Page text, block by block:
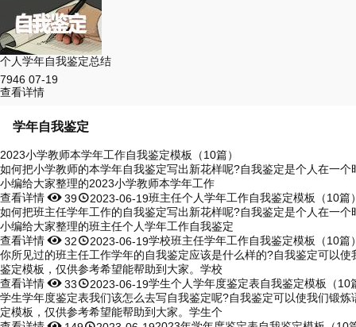
个人学年自我鉴定总结
7946 07-19
查看详情
学年自我鉴定
2023小学教师本学年工作自我鉴定模板（10篇）
如何把小学教师的本学年自我鉴定写出新花样呢?自我鉴定是个人在一
小编给大家整理的2023小学教师本学年工作
查看详情392023-06-19班主任个人学年工作自我鉴定模板（10篇
如何把班主任学年工作的自我鉴定写出新花样呢?自我鉴定是个人在一
小编给大家整理的班主任个人学年工作自我鉴定
查看详情322023-06-19学校班主任学年工作自我鉴定模板（10篇
你所见过的班主任工作学年的自我鉴定应该是什么样的?自我鉴定可以
鉴定模板，仅供参考希望能帮助到大家。学校
查看详情332023-06-19学生个人学年度鉴定表自我鉴定模板（10
学生学年度鉴定表我们该怎么去写自我鉴定呢?自我鉴定可以使我们锻
定模板，仅供参考希望能帮助到大家。学生个